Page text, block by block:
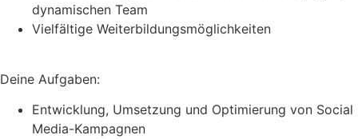
dynamischen Team
Vielfältige Weiterbildungsmöglichkeiten
Deine Aufgaben:
Entwicklung, Umsetzung und Optimierung von Social
Media-Kampagnen